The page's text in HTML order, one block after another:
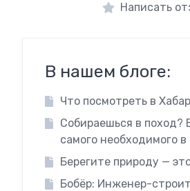
Написать
В нашем блоге:
Что посмотреть в
Собираешься в поход?
самого необходимого в
Берегите природу —
Бобёр: Инженер-